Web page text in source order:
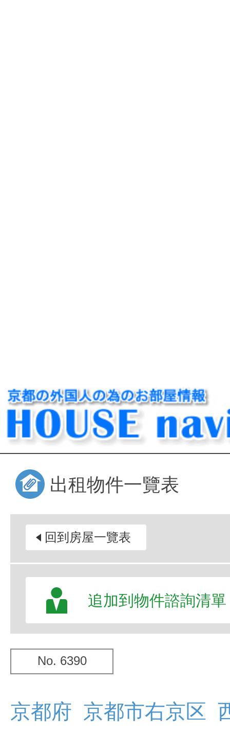
出租物件一覽表
回到房屋一覽表
追加到物件諮詢清單
No. 6390
京都府 京都市右京区